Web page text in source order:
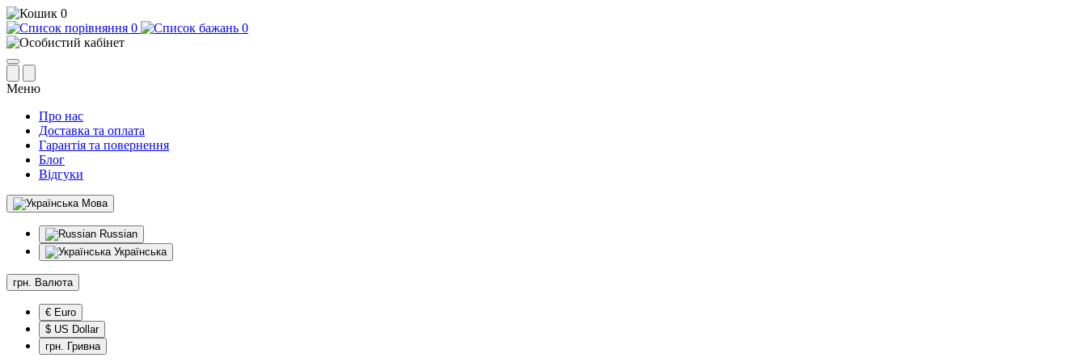
0
0
0
Меню
Про нас
Доставка та оплата
Гарантія та повернення
Блог
Відгуки
Мова
Russian
Українська
грн. Валюта
€ Euro
$ US Dollar
грн. Гривна